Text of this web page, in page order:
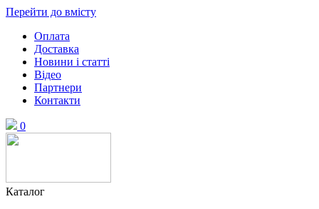
Перейти до вмісту
Оплата
Доставка
Новини і статті
Відео
Партнери
Контакти
0
Каталог